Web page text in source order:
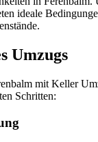
ideale
Umzugs
mit Keller
Schritten: